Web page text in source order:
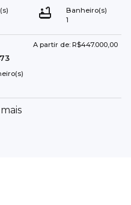
Banheiro(s)
1
A partir de: R$447.000,00